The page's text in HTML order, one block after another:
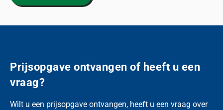
Prijsopgave ontvangen of heeft u een
vraag?
Wilt u een prijsopgave ontvangen, heeft u een vraag over